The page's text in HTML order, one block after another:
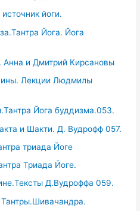
йоги.
Йога. Йога
Анна и Дмитрий Кирсановы
Лекции Людмилы
Йога буддизма.053.
и Шакти. Д. Вудрофф 057.
триада Йоге
Триада Йоге.
Д.Вудроффа 059.